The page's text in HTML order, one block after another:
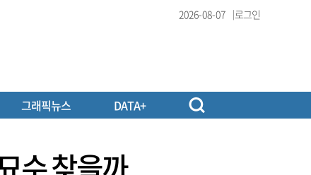
2026-08-07 로그인
그래픽뉴스 DATA+